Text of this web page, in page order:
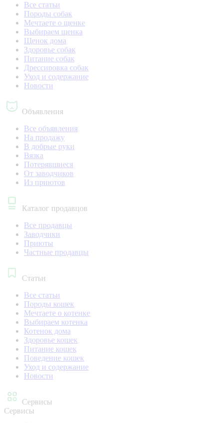
Все статьи
Породы собак
Мечтаете о щенке
Выбираем щенка
Щенок дома
Здоровье собак
Питание собак
Дрессировка собак
Уход и содержание
Новости
Объявления
Все объявления
На продажу
В добрые руки
Вязка
Потерявшиеся
От заводчиков
Из приютов
Каталог продавцов
Все продавцы
Заводчики
Приюты
Частные продавцы
Статьи
Все статьи
Породы кошек
Мечтаете о котенке
Выбираем котенка
Котенок дома
Здоровье кошек
Питание кошек
Поведение кошек
Уход и содержание
Новости
Сервисы
Сервисы